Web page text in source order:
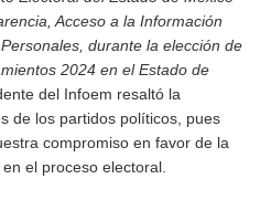
Acceso a la Información
durante la elección de
2024 en el Estado de
del Infoem resaltó la
de los partidos políticos, pues
compromiso en favor de la
el proceso electoral.